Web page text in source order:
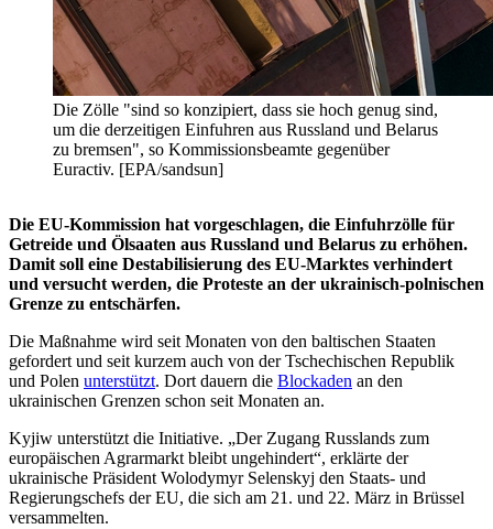
Die Zölle "sind so konzipiert, dass sie hoch genug sind,
um die derzeitigen Einfuhren aus Russland und Belarus
zu bremsen", so Kommissionsbeamte gegenüber
Euractiv. [EPA/sandsun]
Die EU-Kommission hat vorgeschlagen, die Einfuhrzölle für
Getreide und Ölsaaten aus Russland und Belarus zu erhöhen.
Damit soll eine Destabilisierung des EU-Marktes verhindert
und versucht werden, die Proteste an der ukrainisch-polnischen
Grenze zu entschärfen.
Die Maßnahme wird seit Monaten von den baltischen Staaten
gefordert und seit kurzem auch von der Tschechischen Republik
und Polen unterstützt. Dort dauern die Blockaden an den
ukrainischen Grenzen schon seit Monaten an.
Kyjiw unterstützt die Initiative. „Der Zugang Russlands zum
europäischen Agrarmarkt bleibt ungehindert“, erklärte der
ukrainische Präsident Wolodymyr Selenskyj den Staats- und
Regierungschefs der EU, die sich am 21. und 22. März in Brüssel
versammelten.